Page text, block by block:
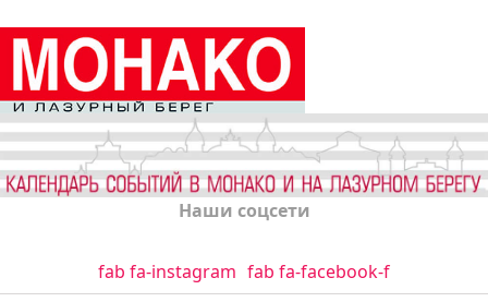
Наши соцсети
fab fa-instagram fab fa-facebook-f